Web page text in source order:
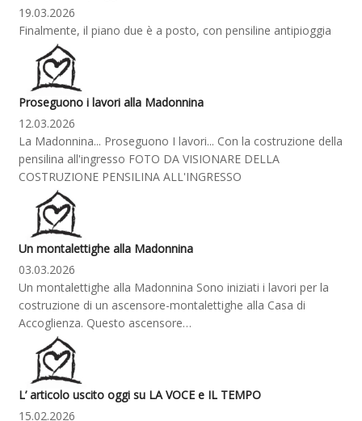
19.03.2026
Finalmente, il piano due è a posto, con pensiline antipioggia
Proseguono i lavori alla Madonnina
12.03.2026
La Madonnina... Proseguono I lavori... Con la costruzione della
pensilina all'ingresso FOTO DA VISIONARE DELLA
COSTRUZIONE PENSILINA ALL'INGRESSO
Un montalettighe alla Madonnina
03.03.2026
Un montalettighe alla Madonnina Sono iniziati i lavori per la
costruzione di un ascensore-montalettighe alla Casa di
Accoglienza. Questo ascensore…
L’ articolo uscito oggi su LA VOCE e IL TEMPO
15.02.2026